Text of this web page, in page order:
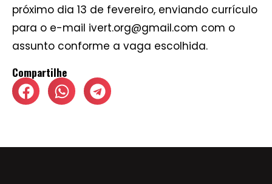
próximo dia 13 de fevereiro, enviando currículo
para o e-mail ivert.org@gmail.com com o
assunto conforme a vaga escolhida.
Compartilhe